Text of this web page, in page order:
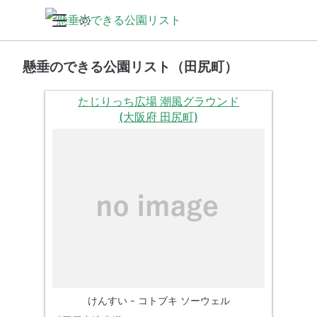
懸垂のできる公園リスト（田尻町）
たじりっち広場 潮風グラウンド
(大阪府 田尻町)
けんすい - コトブキ ソーウェル